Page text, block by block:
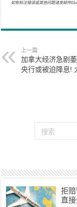
如有标注错误或其他问题请发邮件
上一篇
加拿大经济急剧
央行或被迫降息!
拒
直